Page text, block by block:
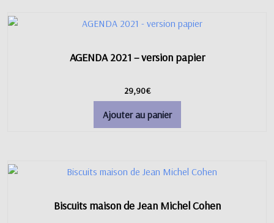
AGENDA 2021 – version papier
29,90€
Ajouter au panier
Biscuits maison de Jean Michel Cohen